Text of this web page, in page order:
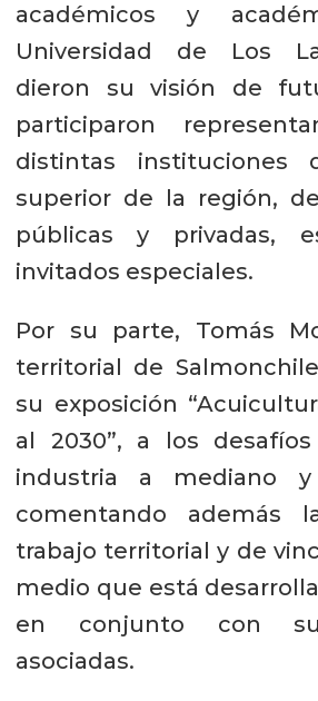
académicos y
Universidad de Los
dieron su visión de
participaron
distintas instituciones
superior de la región,
públicas y privadas,
invitados especiales.
Por su parte, Tomás
territorial de
su exposición
al 2030”, a los
industria a mediano
comentando además
trabajo territorial y de
medio que está
en conjunto con
asociadas.